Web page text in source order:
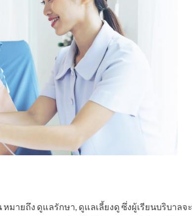
ายถึง ดูแลรักษา, ดูแลเลี้ยงดู ซึ่งผู้เรียนบริบาลจะ